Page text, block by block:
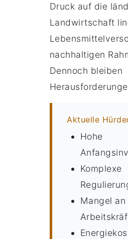
Druck auf die
Landwirtschaft
nachhaltigen
Dennoch bleiben
Aktuelle
Hohe
Komplexe
Mangel